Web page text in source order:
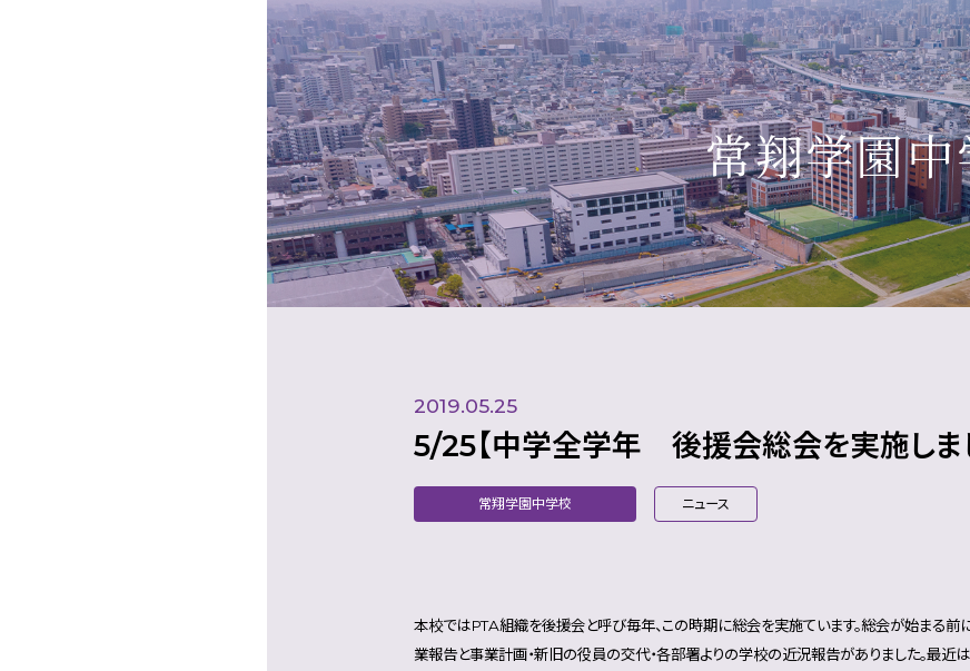
常翔学園
2019.05.25
5/25【中学全学年 後援会総会を実施しま
常翔学園中学校 ニュース
本校ではPTA組織を後援会と呼び毎年、この時期に総会を実施ています。総会が始まる
業報告と事業計画・新旧の役員の交代・各部署よりの学校の近況報告がありました。最